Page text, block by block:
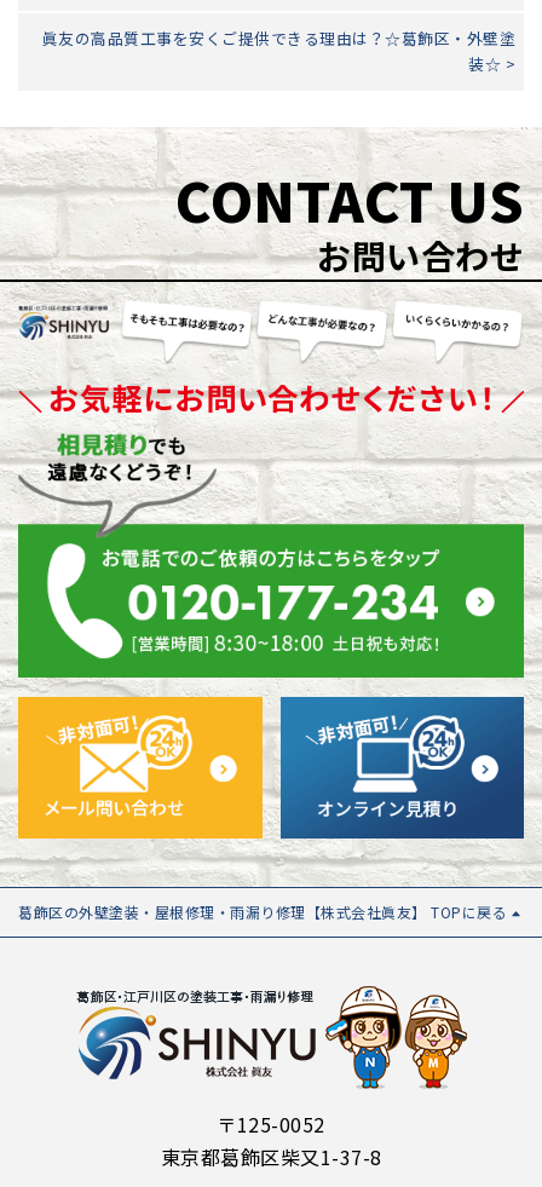
眞友の高品質工事を安くご提供できる理由は？☆葛飾区・外壁塗
装☆ >
CONTACT US
お問い合わせ
葛飾区の外壁塗装・屋根修理・雨漏り修理【株式会社眞友】 TOPに戻る
〒125-0052
東京都葛飾区柴又1-37-8